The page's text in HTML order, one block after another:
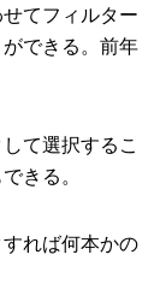
てフィルター
できる。前年
て選択するこ
きる。
れば何本かの